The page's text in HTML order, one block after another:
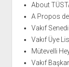
About
A Propos
Vakıf Senedi
Vakıf Üye
Mütevelli
Vakıf